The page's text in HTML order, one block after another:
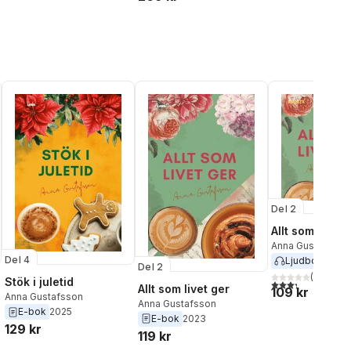
Del 4
Stök i juletid
Anna Gustafsson
E-bok 2025
129 kr
Del 2
Allt som livet ger
Anna Gustafsson
E-bok 2023
119 kr
Del 2
Allt som livet
Anna Gustafsson
Ljudbok
3,3utav 5(
109 kr